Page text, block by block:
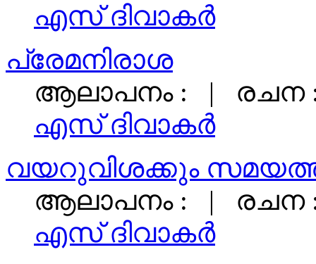
എസ്‌ ദിവാകര്‍
പ്രേമനിരാശ
ആലാപനം : | രചന
എസ്‌ ദിവാകര്‍
വയറുവിശക്കും
ആലാപനം : | രചന
എസ്‌ ദിവാകര്‍